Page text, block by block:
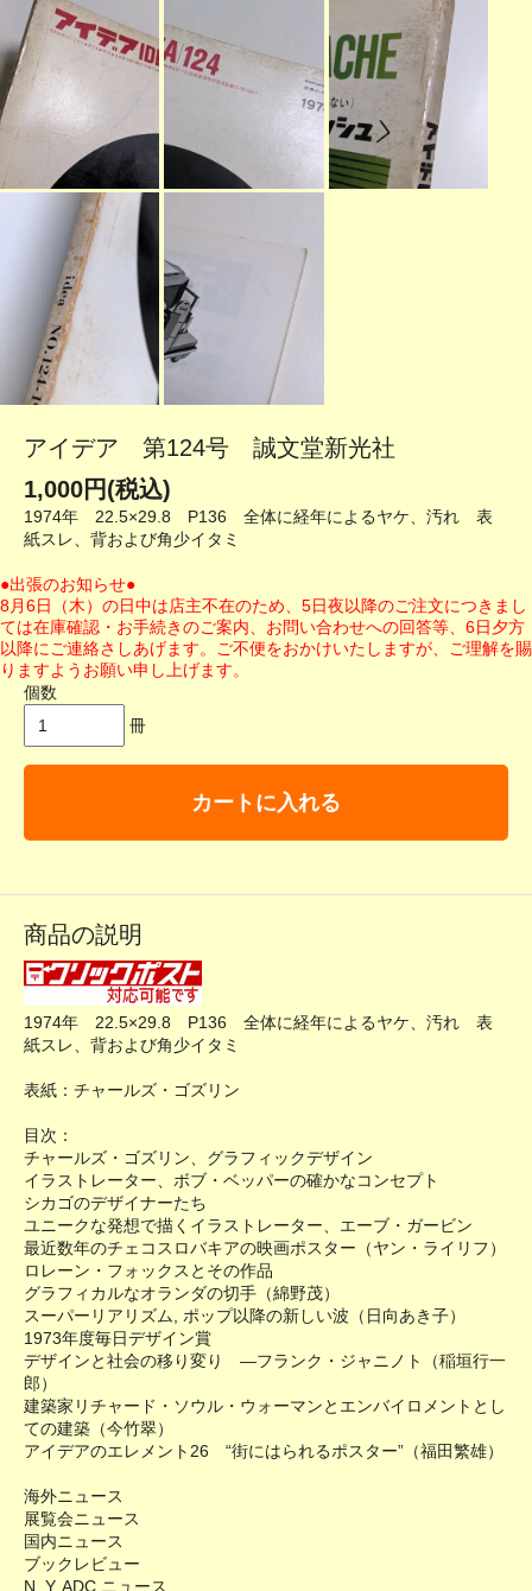
アイデア 第124号 誠文堂新光社
1,000円(税込)
1974年 22.5×29.8 P136 全体に経年によるヤケ、汚れ 表
紙スレ、背および角少イタミ
●出張のお知らせ●
8月6日（木）の日中は店主不在のため、5日夜以降のご注文につきまし
ては在庫確認・お手続きのご案内、お問い合わせへの回答等、6日夕方
以降にご連絡さしあげます。ご不便をおかけいたしますが、ご理解を賜
りますようお願い申し上げます。
個数
冊
カートに入れる
商品の説明
1974年 22.5×29.8 P136 全体に経年によるヤケ、汚れ 表
紙スレ、背および角少イタミ
表紙：チャールズ・ゴズリン
目次：
チャールズ・ゴズリン、グラフィックデザイン
イラストレーター、ボブ・ベッパーの確かなコンセプト
シカゴのデザイナーたち
ユニークな発想で描くイラストレーター、エーブ・ガービン
最近数年のチェコスロバキアの映画ポスター（ヤン・ライリフ）
ロレーン・フォックスとその作品
グラフィカルなオランダの切手（綿野茂）
スーパーリアリズム, ポップ以降の新しい波（日向あき子）
1973年度毎日デザイン賞
デザインと社会の移り変り ―フランク・ジャニノト（稲垣行一
郎）
建築家リチャード・ソウル・ウォーマンとエンバイロメントとし
ての建築（今竹翠）
アイデアのエレメント26 “街にはられるポスター”（福田繁雄）
海外ニュース
展覧会ニュース
国内ニュース
ブックレビュー
N. Y. ADC ニュース